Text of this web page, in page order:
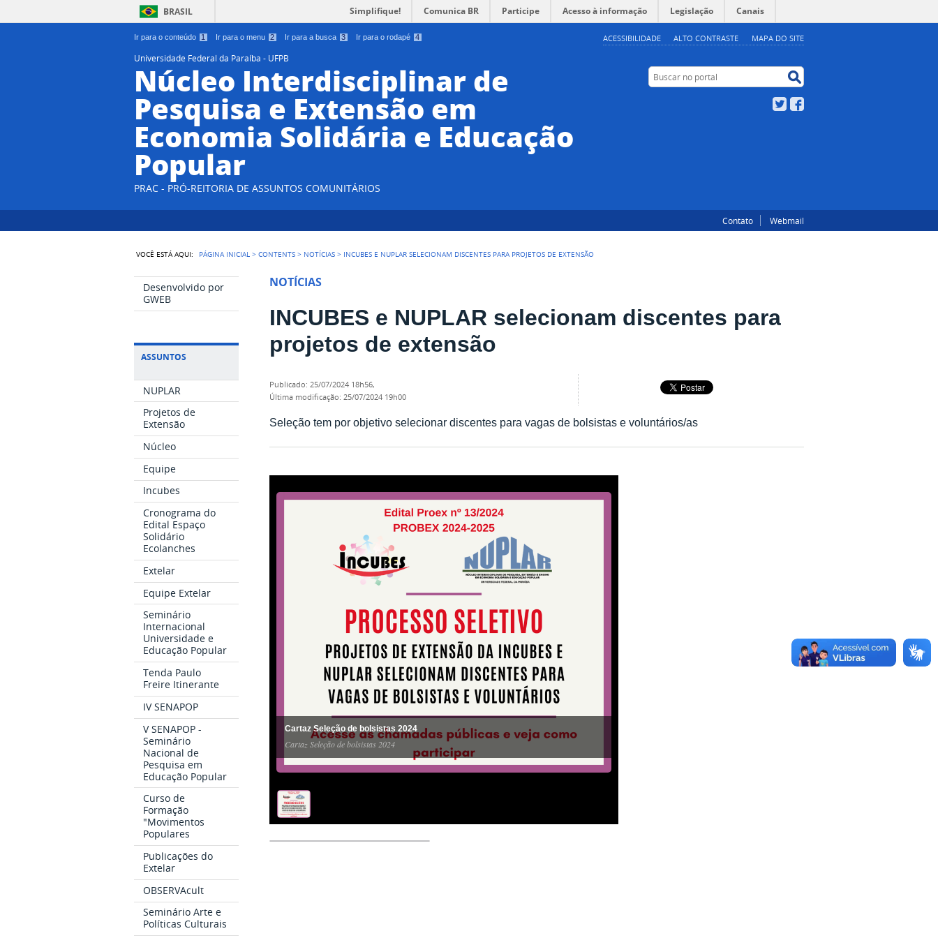
Ir para o conteúdo 1 Ir para o menu 2 Ir para a busca 3 Ir para o rodapé 4 ACESSIBILIDADE ALTO CONTRASTE MAPA DO SITE
BRASIL Simplifique! Comunica BR Participe Acesso à informação Legislação Canais
Universidade Federal da Paraíba - UFPB
Núcleo Interdisciplinar de
Pesquisa e Extensão em
Economia Solidária e Educação
Popular
PRAC - PRÓ-REITORIA DE ASSUNTOS COMUNITÁRIOS
Buscar no portal
Twitter
Contato Webmail
VOCÊ ESTÁ AQUI: PÁGINA INICIAL >CONTENTS > NOTÍCIAS > INCUBES E NUPLAR SELECIONAM DISCENTES PARA PROJETOS DE EXTENSÃO
Desenvolvido por
GWEB
ASSUNTOS
NUPLAR
Projetos de
Extensão
Núcleo
Equipe
Incubes
Cronograma do
Edital Espaço
Solidário
Ecolanches
Extelar
Equipe Extelar
Seminário
Internacional
Universidade e
Educação Popular
Tenda Paulo
Freire Itinerante
IV SENAPOP
V SENAPOP -
Seminário
Nacional de
Pesquisa em
Educação Popular
Curso de
Formação
"Movimentos
Populares
Publicações do
Extelar
OBSERVAcult
Seminário Arte e
Políticas Culturais
NOTÍCIAS
INCUBES e NUPLAR selecionam discentes para
projetos de extensão
publicado:25/07/2024 18h56,
última modificação:25/07/2024 19h00
Seleção tem por objetivo selecionar discentes para vagas de bolsistas e voluntários/as
Cartaz Seleção de bolsistas 2024
Cartaz Seleção de bolsistas 2024